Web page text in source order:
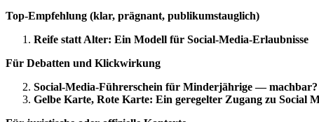
Top‑Empfehlung (klar, prägnant, publikumstauglich)
Reife statt Alter: Ein Modell für Social‑Media‑Erlaubnisse
Für Debatten und Klickwirkung
Social‑Media‑Führerschein für Minderjährige — machbar?
Gelbe Karte, Rote Karte: Ein geregelter Zugang zu Social